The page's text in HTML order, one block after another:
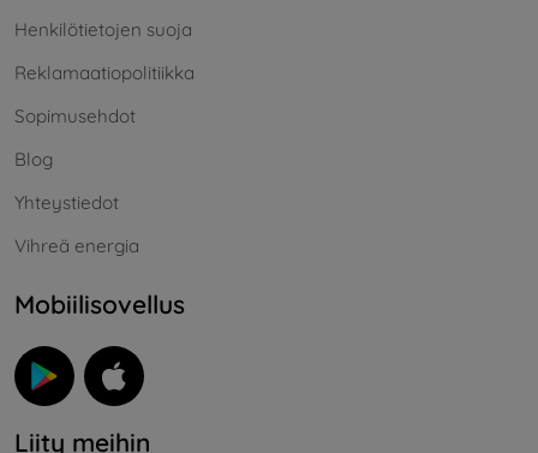
Henkilötietojen suoja
Reklamaatiopolitiikka
Sopimusehdot
Blog
Yhteystiedot
Vihreä energia
Mobiilisovellus
Liity meihin